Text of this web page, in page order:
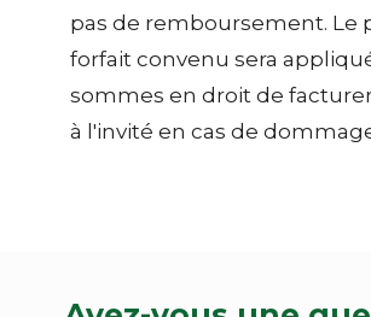
pas de remboursement. Le
forfait convenu sera
sommes en droit de
à l'invité en cas de